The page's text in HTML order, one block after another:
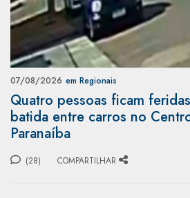
07/08/2026 em Regionais
Quatro pessoas ficam
batida entre carros no
Paranaíba
(28) COMPARTILHAR